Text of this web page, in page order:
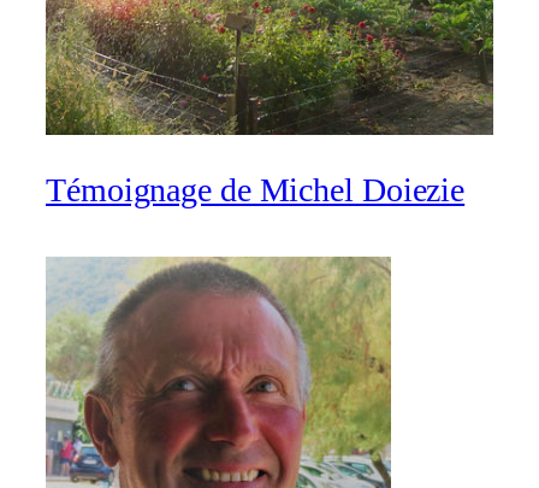
Témoignage de Michel Doiezie